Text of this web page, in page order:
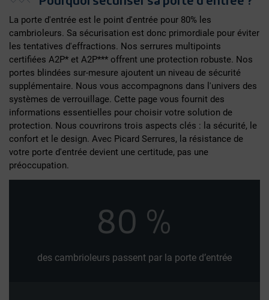
La porte d'entrée est le point d'entrée pour 80% les
cambrioleurs. Sa sécurisation est donc primordiale pour éviter
les tentatives d'effractions. Nos serrures multipoints
certifiées A2P* et A2P*** offrent une protection robuste. Nos
portes blindées sur-mesure ajoutent un niveau de sécurité
supplémentaire. Nous vous accompagnons dans l'univers des
systèmes de verrouillage. Cette page vous fournit des
informations essentielles pour choisir votre solution de
protection. Nous couvrirons trois aspects clés : la sécurité, le
confort et le design. Avec Picard Serrures, la résistance de
votre porte d'entrée devient une certitude, pas une
préoccupation.
80 %
des cambrioleurs passent par la porte d’entrée